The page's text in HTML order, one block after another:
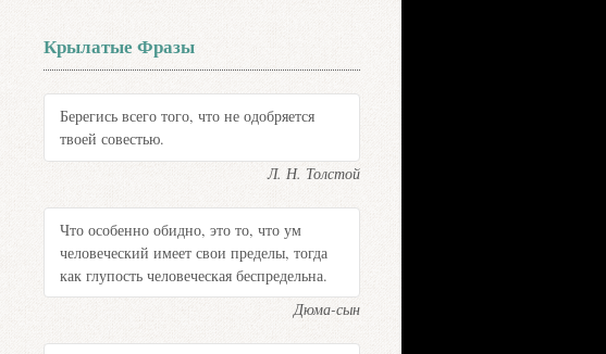
Крылатые Фразы
Берегись всего того, что не одобряется
твоей совестью.
Л. Н. Толстой
Что особенно обидно, это то, что ум
человеческий имеет свои пределы, тогда
как глупость человеческая беспредельна.
Дюма-сын